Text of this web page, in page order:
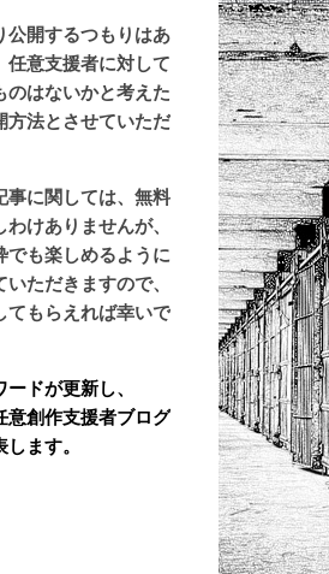
公開するつもりはあ
任意支援者に対して
のはないかと考えた
方法とさせていただ
事に関しては、無料
けありませんが、
でも楽しめるように
ただきますので、
てもらえれば幸いで
ドが更新し、
意創作支援者ブログ
ます。